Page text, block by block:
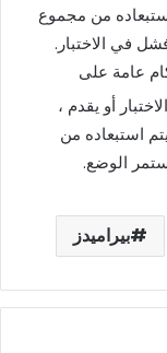
استبعاده من مجموع
فشل في الاختبار.
أو يقدم ،
استبعاده من
الوضع.
بيراميدز